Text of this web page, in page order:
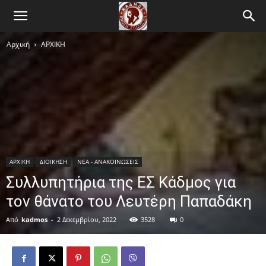
Αρχική ΑΡΧΙΚΗ
ΑΡΧΙΚΗ ΔΙΟΙΚΗΣΗ ΝΕΑ - ΑΝΑΚΟΙΝΩΣΕΙΣ
Συλλυπητήρια της ΕΣ Κάδμος για
τον θάνατο του Λευτέρη Παπαδάκη
Από kadmos - 2 Δεκεμβρίου, 2022 3528 0